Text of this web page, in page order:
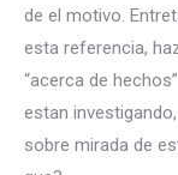
de el motivo.
esta referencia,
“acerca de
estan
sobre mirada de